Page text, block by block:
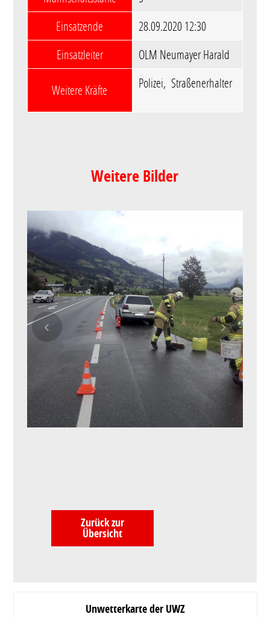
Einsatzende
28.09.2020 12:30
Einsatzleiter
OLM Neumayer Harald
Weitere Kräfte Polizei, Straßenerhalter
Weitere Bilder
‹ ›
Zurück zur
Übersicht
Unwetterkarte der UWZ